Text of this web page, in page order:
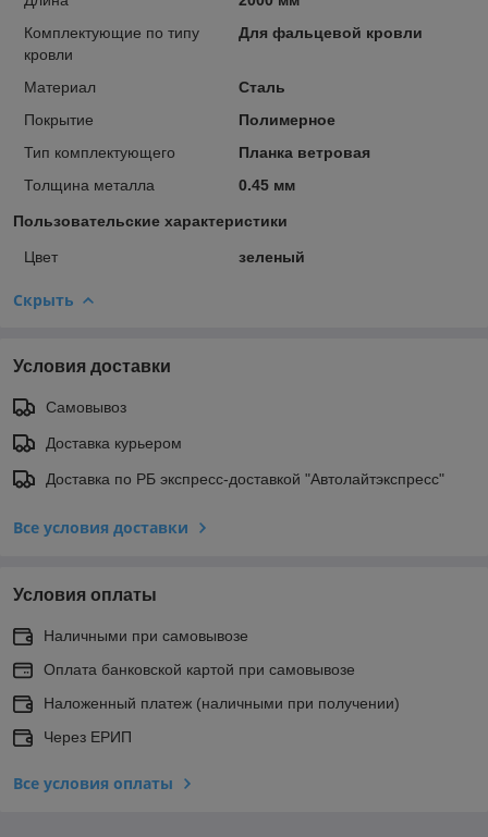
Комплектующие по типу
кровли
Для фальцевой кровли
Материал
Сталь
Покрытие
Полимерное
Тип комплектующего
Планка ветровая
Толщина металла
0.45 мм
Пользовательские характеристики
Цвет зеленый
Скрыть
Условия доставки
Самовывоз
Доставка курьером
Доставка по РБ экспресс-доставкой "Автолайтэкспресс"
Все условия доставки
Условия оплаты
Наличными при самовывозе
Оплата банковской картой при самовывозе
Наложенный платеж (наличными при получении)
Через ЕРИП
Все условия оплаты